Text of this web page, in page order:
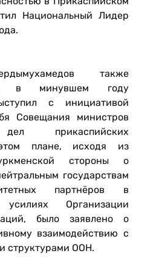
Национальный Лидер
также
в минувшем году
с инициативой
Совещания министров
прикаспийских
плане, исходя из
стороны о
государствам
партнёров в
усилиях Организации
было заявлено о
взаимодействию с
структурами ООН.